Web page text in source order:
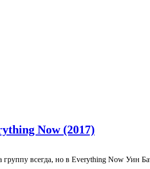
Now (2017)
всегда, но в Everything Now Уин